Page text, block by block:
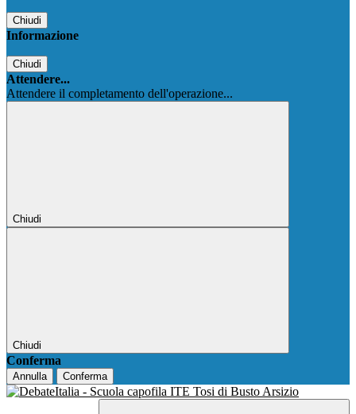
Chiudi
Informazione
Chiudi
Attendere...
Attendere il completamento dell'operazione...
Chiudi
Chiudi
Conferma
Annulla Conferma